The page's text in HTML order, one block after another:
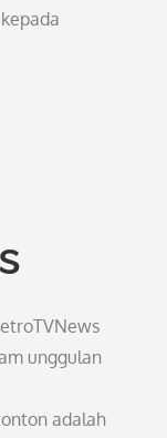
unggulan
adalah